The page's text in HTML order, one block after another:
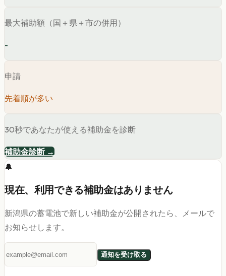
最大補助額（国＋県＋市の併用）
-
申請
先着順が多い
30秒であなたが使える補助金を診断
補助金診断 →
🔔
現在、利用できる補助金はありません
新潟県の蓄電池で新しい補助金が公開されたら、メールで
お知らせします。
通知を受け取る